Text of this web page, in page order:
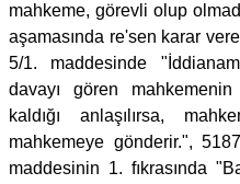
mahkeme, görevli olup
aşamasında re'sen karar
5/1. maddesinde
davayı gören mahkemenin
kaldığı anlaşılırsa,
mahkemeye gönderir.",
maddesinin 1. fıkrasında